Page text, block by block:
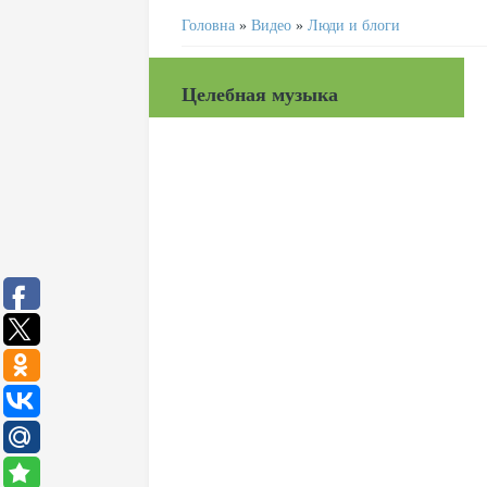
Головна » Видео » Люди и блоги
Целебная музыка